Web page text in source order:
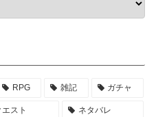
RPG 雑記 ガチャ
スト ネタバレ